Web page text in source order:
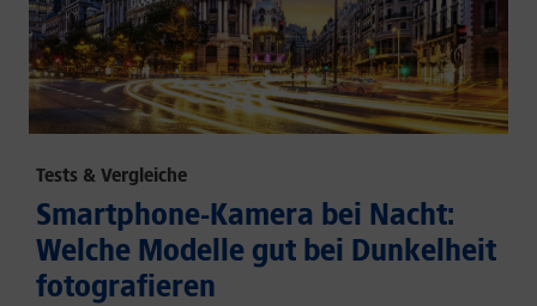
Tests & Vergleiche
Smartphone-Kamera bei Nacht:
Welche Modelle gut bei Dunkelheit
fotografieren